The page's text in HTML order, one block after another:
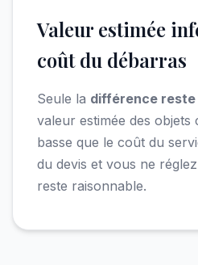
Valeur estimée
coût du débarras
Seule la différence
valeur estimée des objets
basse que le coût du
du devis et vous ne
reste raisonnable.